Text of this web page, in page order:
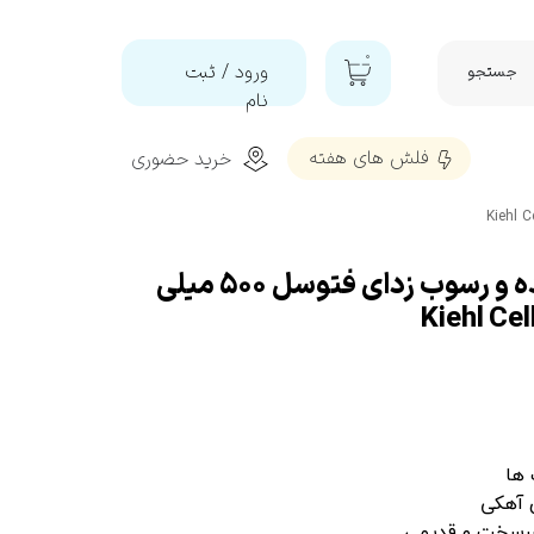
ورود / ثبت
نام
کاربری من
سفارشات
۰
جستجو
فلش‌ های هفته خرید حضوری
اسپری مایع پاک کننده و رسوب زدای فتوسل 500 میلی
ها
آهکی